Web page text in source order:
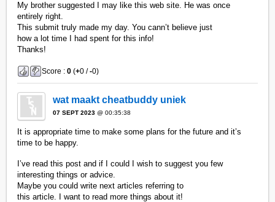
My brother suggested I may like this web site. He was once
entirely right.
This submit truly made my day. You cann’t believe just
how a lot time I had spent for this info!
Thanks!
Score :0 (+0 /-0)
wat maakt cheatbuddy uniek
07 SEPT 2023 @ 00:35:38
It is appropriate time to make some plans for the future and it’s
time to be happy.
I’ve read this post and if I could I wish to suggest you few
interesting things or advice.
Maybe you could write next articles referring to
this article. I want to read more things about it!